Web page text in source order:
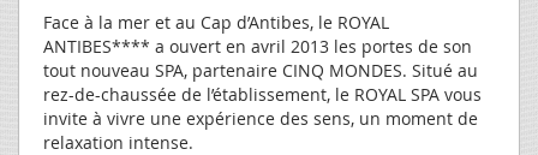
Face à la mer et au Cap d’Antibes, le ROYAL
ANTIBES**** a ouvert en avril 2013 les portes de son
tout nouveau SPA, partenaire CINQ MONDES. Situé au
rez-de-chaussée de l’établissement, le ROYAL SPA vous
invite à vivre une expérience des sens, un moment de
relaxation intense.